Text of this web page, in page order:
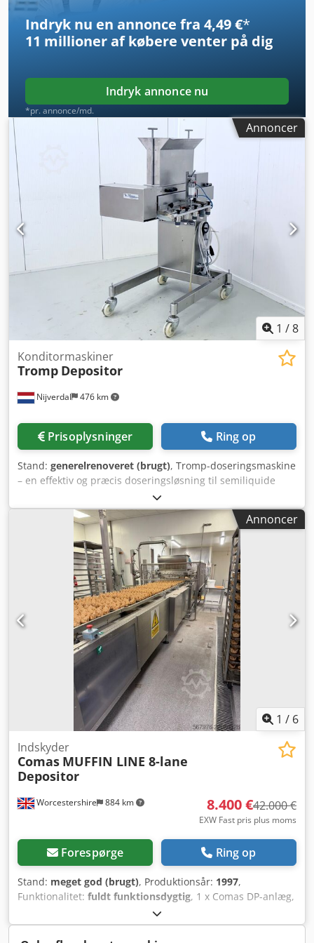
Indryk nu en annonce fra 4,49 €*
11 millioner af købere venter på dig
Indryk annonce nu
*pr. annonce/md.
Annoncer
1 /8
Nijverdal 476 km
Konditormaskiner
Tromp Depositor
Prisoplysninger Ring op
Stand: generelrenoveret (brugt), Tromp-doseringsmaskine
– en effektiv og præcis doseringsløsning til semiliquide
fødevareprodukter. Sprøjtebøjle med 5 dyser Digitalt
Siemens LOGO-betjeningspanel Frekvensstyrede
indføringsruller Cedszh If Uepfx Acyjrf
Annoncer
1 / 6
Worcestershire 884 km
Indskyder
Comas MUFFIN LINE 8-lane
Depositor
8.400 €42.000 €
EXW Fast pris plus moms
Forespørge Ring op
Stand: meget god (brugt), Produktionsår: 1997,
Funktionalitet: fuldt funktionsdygtig, 1 x Comas DP-anlæg,
model Type-800, 8-baners (serienummer 2614,
fremstillingsdato – 1997). Codpfx Aszcaz Eocyerf Videoer